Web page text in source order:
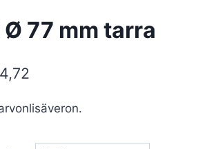
77 mm tarra
€34,72